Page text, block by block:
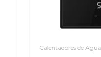
Calentadores de Agua